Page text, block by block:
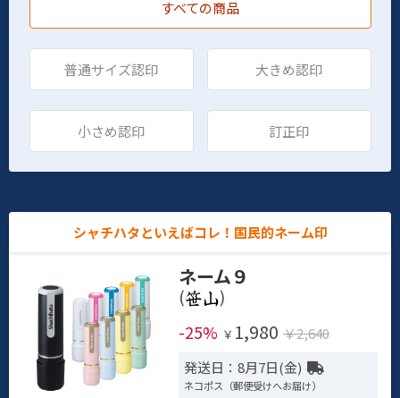
すべての商品
普通サイズ認印 大きめ認印
小さめ認印 訂正印
シャチハタといえばコレ！国民的ネーム印
ネーム９
(
)
-25% ￥ 1,980 ￥2,640
発送日：8月7日(金)
ネコポス（郵便受けへお届け）